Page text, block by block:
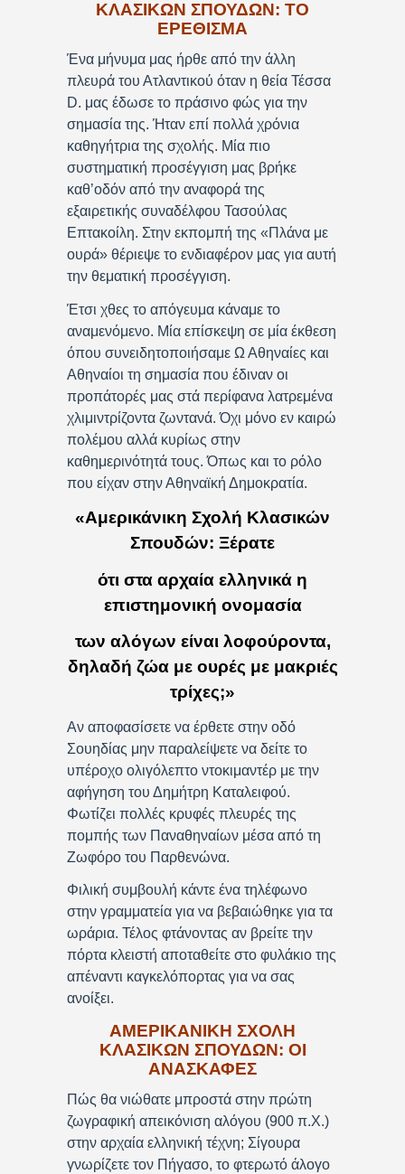
ΚΛΑΣΙΚΩΝ ΣΠΟΥΔΩΝ: ΤΟ
ΕΡΕΘΙΣΜΑ
Ένα μήνυμα μας ήρθε από την άλλη
πλευρά του Ατλαντικού όταν η θεία Τέσσα
D. μας έδωσε το πράσινο φώς για την
σημασία της. Ήταν επί πολλά χρόνια
καθηγήτρια της σχολής. Μία πιο
συστηματική προσέγγιση μας βρήκε
καθ’οδόν από την αναφορά της
εξαιρετικής συναδέλφου Τασούλας
Επτακοίλη. Στην εκπομπή της «Πλάνα με
ουρά» θέριεψε το ενδιαφέρον μας για αυτή
την θεματική προσέγγιση.
Έτσι χθες το απόγευμα κάναμε το
αναμενόμενο. Μία επίσκεψη σε μία έκθεση
όπου συνειδητοποιήσαμε Ω Αθηναίες και
Αθηναίοι τη σημασία που έδιναν οι
προπάτορές μας στά περίφανα λατρεμένα
χλιμιντρίζοντα ζωντανά. Όχι μόνο εν καιρώ
πολέμου αλλά κυρίως στην
καθημερινότητά τους. Όπως και το ρόλο
που είχαν στην Αθηναϊκή Δημοκρατία.
«Αμερικάνικη Σχολή Κλασικών
Σπουδών: Ξέρατε
ότι στα αρχαία ελληνικά η
επιστημονική ονομασία
των αλόγων είναι λοφούροντα,
δηλαδή ζώα με ουρές με μακριές
τρίχες;»
Αν αποφασίσετε να έρθετε στην οδό
Σουηδίας μην παραλείψετε να δείτε το
υπέροχο ολιγόλεπτο ντοκιμαντέρ με την
αφήγηση του Δημήτρη Καταλειφού.
Φωτίζει πολλές κρυφές πλευρές της
πομπής των Παναθηναίων μέσα από τη
Ζωφόρο του Παρθενώνα.
Φιλική συμβουλή κάντε ένα τηλέφωνο
στην γραμματεία για να βεβαιώθηκε για τα
ωράρια. Τέλος φτάνοντας αν βρείτε την
πόρτα κλειστή αποταθείτε στο φυλάκιο της
απέναντι καγκελόπορτας για να σας
ανοίξει.
ΑΜΕΡΙΚΑΝΙΚΗ ΣΧΟΛΗ
ΚΛΑΣΙΚΩΝ ΣΠΟΥΔΩΝ: ΟΙ
ΑΝΑΣΚΑΦΕΣ
Πώς θα νιώθατε μπροστά στην πρώτη
ζωγραφική απεικόνιση αλόγου (900 π.Χ.)
στην αρχαία ελληνική τέχνη; Σίγουρα
γνωρίζετε τον Πήγασο, το φτερωτό άλογο